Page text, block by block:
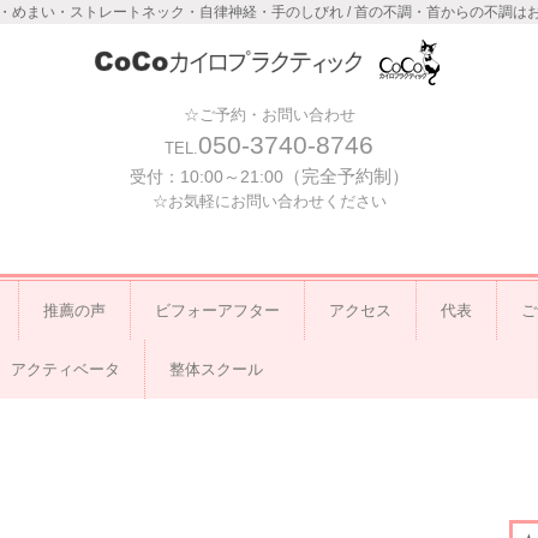
めまい・ストレートネック・自律神経・手のしびれ / 首の不調・首からの不調は
☆ご予約・お問い合わせ
TEL.050-3740-8746
受付： 10:00～21:00 （完全予約制）
☆お気軽にお問い合わせください
推薦の声 ビフォーアフター アクセス 代表
アクティベータ 整体スクール